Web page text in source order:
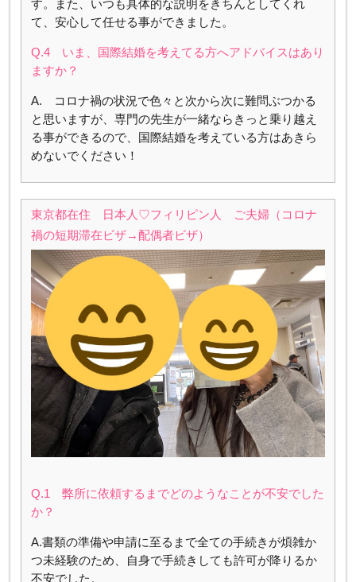
す。また、いつも具体的な説明をきちんとしてくれ
て、安心して任せる事ができました。
Q.4 いま、国際結婚を考えてる方へアドバイスはあり
ますか？
A. コロナ禍の状況で色々と次から次に難問ぶつかる
と思いますが、専門の先生が一緒ならきっと乗り越え
る事ができるので、国際結婚を考えている方はあきら
めないでください！
東京都在住 日本人♡フィリピン人 ご夫婦（コロナ
禍の短期滞在ビザ→配偶者ビザ）
Q.1 弊所に依頼するまでどのようなことが不安でした
か？
A.書類の準備や申請に至るまで全ての手続きが煩雑か
つ未経験のため、自身で手続きしても許可が降りるか
不安でした。